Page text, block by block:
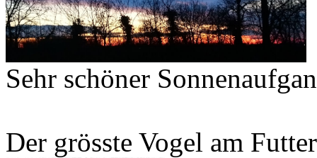
Sehr schöner
Der grösste Vogel am